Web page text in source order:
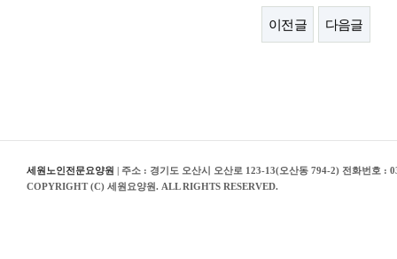
이전글 다음글
세원노인전문요양원 | 주소 : 경기도 오산시 오산로 123-13(오산동 794-2) 전화번호 :
COPYRIGHT (C) 세원요양원. ALL RIGHTS RESERVED.